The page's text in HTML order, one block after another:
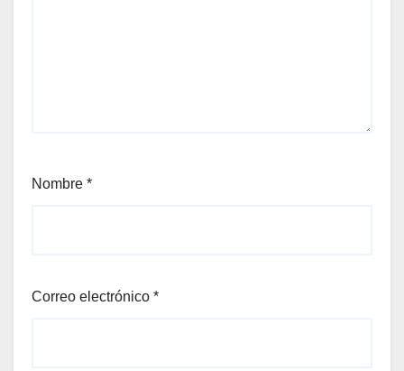
Nombre *
Correo electrónico *